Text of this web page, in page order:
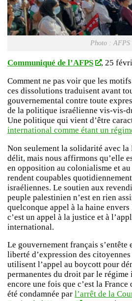
Photo : AFPS
Communiqué de l’AFPS
, 25
Comment ne pas voir que les
ces dissolutions traduisent avant
gouvernemental contre toute
de la politique israélienne vis-vis-
Une politique qui vient d’être
international comme étant un
Non seulement la solidarité avec la
délit, mais nous affirmons qu’elle
en opposition au colonialisme et au
rendent coupables
israéliennes. Le soutien aux
peuple palestinien n’est en rien
quelconque appel à la haine
c’est un appel à la justice et à
international.
Le gouvernement français s’entête
liberté d’expression des
utilisent l’appel au boycott pour
permanentes du droit par le régime
encore une fois que c’est la
été condamnée par l’arrêt de la